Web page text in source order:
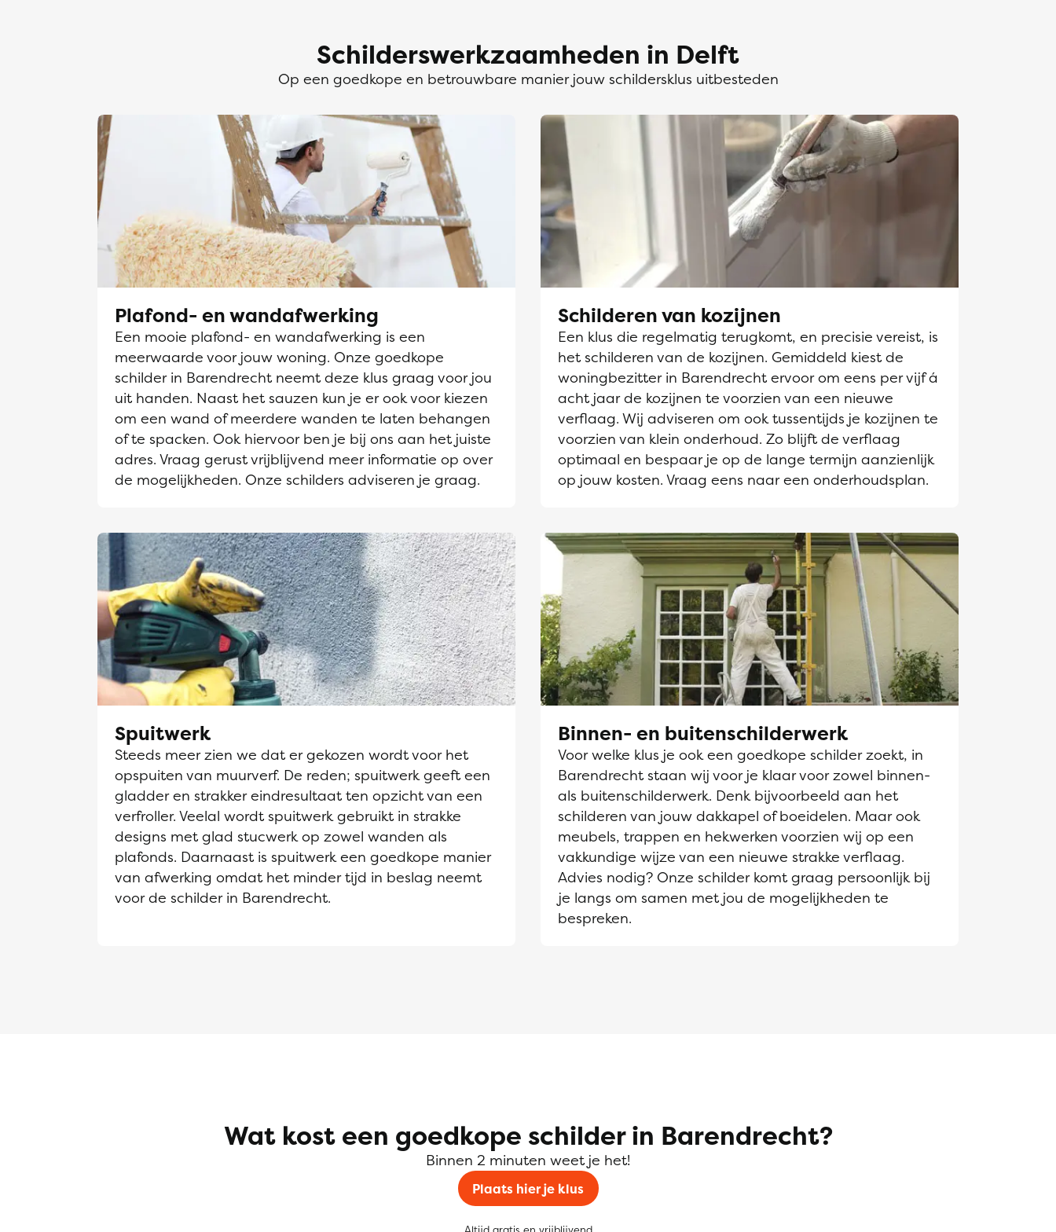
Schilderswerkzaamheden in Delft
Op een goedkope en betrouwbare manier jouw schildersklus uitbesteden
Plafond- en wandafwerking
Een mooie plafond- en wandafwerking is een
meerwaarde voor jouw woning. Onze goedkope
schilder in Barendrecht neemt deze klus graag voor jou
uit handen. Naast het sauzen kun je er ook voor kiezen
om een wand of meerdere wanden te laten behangen
of te spacken. Ook hiervoor ben je bij ons aan het juiste
adres. Vraag gerust vrijblijvend meer informatie op over
de mogelijkheden. Onze schilders adviseren je graag.
Schilderen van kozijnen
Een klus die regelmatig terugkomt, en precisie vereist, is
het schilderen van de kozijnen. Gemiddeld kiest de
woningbezitter in Barendrecht ervoor om eens per vijf á
acht jaar de kozijnen te voorzien van een nieuwe
verflaag. Wij adviseren om ook tussentijds je kozijnen te
voorzien van klein onderhoud. Zo blijft de verflaag
optimaal en bespaar je op de lange termijn aanzienlijk
op jouw kosten. Vraag eens naar een onderhoudsplan.
Spuitwerk
Steeds meer zien we dat er gekozen wordt voor het
opspuiten van muurverf. De reden; spuitwerk geeft een
gladder en strakker eindresultaat ten opzicht van een
verfroller. Veelal wordt spuitwerk gebruikt in strakke
designs met glad stucwerk op zowel wanden als
plafonds. Daarnaast is spuitwerk een goedkope manier
van afwerking omdat het minder tijd in beslag neemt
voor de schilder in Barendrecht.
Binnen- en buitenschilderwerk
Voor welke klus je ook een goedkope schilder zoekt, in
Barendrecht staan wij voor je klaar voor zowel binnen-
als buitenschilderwerk. Denk bijvoorbeeld aan het
schilderen van jouw dakkapel of boeidelen. Maar ook
meubels, trappen en hekwerken voorzien wij op een
vakkundige wijze van een nieuwe strakke verflaag.
Advies nodig? Onze schilder komt graag persoonlijk bij
je langs om samen met jou de mogelijkheden te
bespreken.
Wat kost een goedkope schilder in Barendrecht?
Binnen 2 minuten weet je het!
Plaats hier je klus